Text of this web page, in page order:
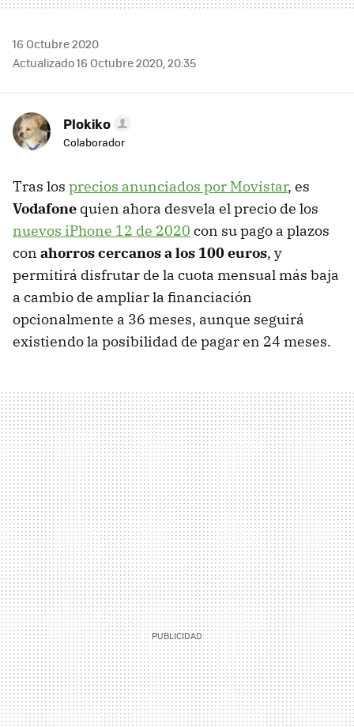
16 Octubre 2020
Actualizado 16 Octubre 2020, 20:35
Plokiko
Colaborador
Tras los precios anunciados por Movistar, es
Vodafone quien ahora desvela el precio de los
nuevos iPhone 12 de 2020 con su pago a plazos
con ahorros cercanos a los 100 euros, y
permitirá disfrutar de la cuota mensual más baja
a cambio de ampliar la financiación
opcionalmente a 36 meses, aunque seguirá
existiendo la posibilidad de pagar en 24 meses.